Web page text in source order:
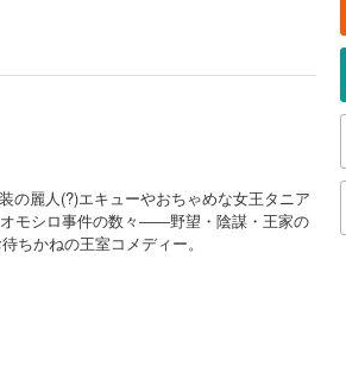
の麗人(?)エキューやおちゃめな女王タニア
モシロ事件の数々――野望・陰謀・王家の
ちかねの王室コメディー。